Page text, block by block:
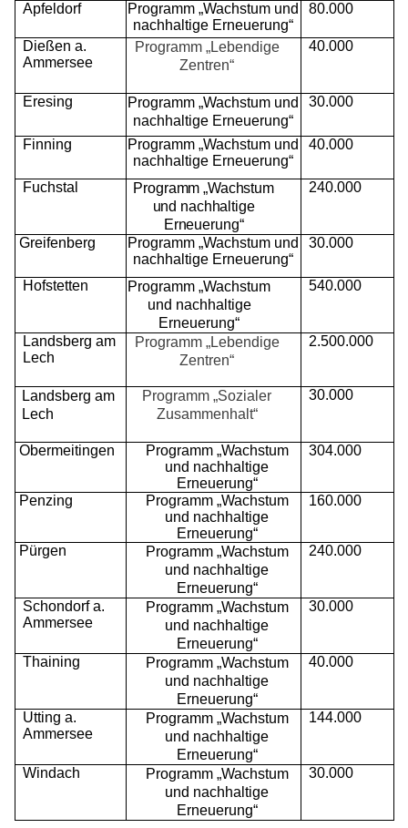
Apfeldorf
Programm „Wachstum und
nachhaltige Erneuerung“
80.000
Dießen a.
Ammersee
Programm „Lebendige
Zentren“
40.000
Eresing
Programm „Wachstum und
nachhaltige Erneuerung“
30.000
Finning
Programm „Wachstum und
nachhaltige Erneuerung“
40.000
Fuchstal
Programm „Wachstum
und nachhaltige
Erneuerung“
240.000
Greifenberg
Programm „Wachstum und
nachhaltige Erneuerung“
30.000
Hofstetten
Programm „Wachstum
und nachhaltige
Erneuerung“
540.000
Landsberg am
Lech
Programm „Lebendige
Zentren“
2.500.000
Landsberg am
Lech
Programm „Sozialer
Zusammenhalt“
30.000
Obermeitingen
Programm „Wachstum
und nachhaltige
Erneuerung“
304.000
Penzing
Programm „Wachstum
und nachhaltige
Erneuerung“
160.000
Pürgen
Programm „Wachstum
und nachhaltige
Erneuerung“
240.000
Schondorf a.
Ammersee
Programm „Wachstum
und nachhaltige
Erneuerung“
30.000
Thaining
Programm „Wachstum
und nachhaltige
Erneuerung“
40.000
Utting a.
Ammersee
Programm „Wachstum
und nachhaltige
Erneuerung“
144.000
Windach
Programm „Wachstum
und nachhaltige
Erneuerung“
30.000